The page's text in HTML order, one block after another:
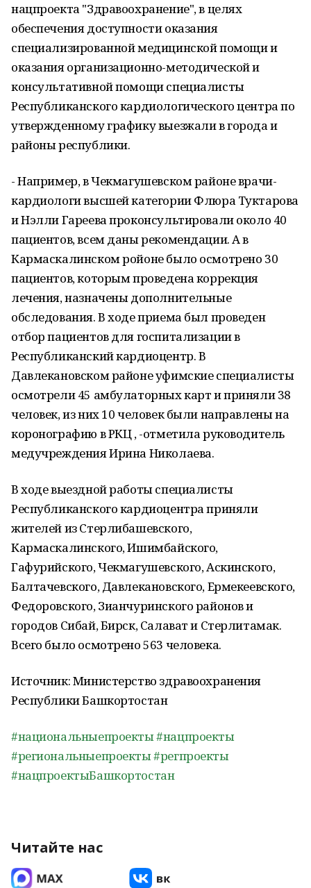
нацпроекта "Здравоохранение", в целях
обеспечения доступности оказания
специализированной медицинской помощи и
оказания организационно-методической и
консультативной помощи специалисты
Республиканского кардиологического центра по
утвержденному графику выезжали в города и
районы республики.
- Например, в Чекмагушевском районе врачи-
кардиологи высшей категории Флюра Туктарова
и Нэлли Гареева проконсультировали около 40
пациентов, всем даны рекомендации. А в
Кармаскалинском ройоне было осмотрено 30
пациентов, которым проведена коррекция
лечения, назначены дополнительные
обследования. В ходе приема был проведен
отбор пациентов для госпитализации в
Республиканский кардиоцентр. В
Давлекановском районе уфимские специалисты
осмотрели 45 амбулаторных карт и приняли 38
человек, из них 10 человек были направлены на
коронографию в РКЦ , -отметила руководитель
медучреждения Ирина Николаева.
В ходе выездной работы специалисты
Республиканского кардиоцентра приняли
жителей из Стерлибашевского,
Кармаскалинского, Ишимбайского,
Гафурийского, Чекмагушевского, Аскинского,
Балтачевского, Давлекановского, Ермекеевского,
Федоровского, Зианчуринского районов и
городов Сибай, Бирск, Салават и Стерлитамак.
Всего было осмотрено 563 человека.
Источник: Министерство здравоохранения
Республики Башкортостан
#национальныепроекты#нацпроекты
#региональныепроекты#регпроекты
#нацпроектыБашкортостан
Читайте нас